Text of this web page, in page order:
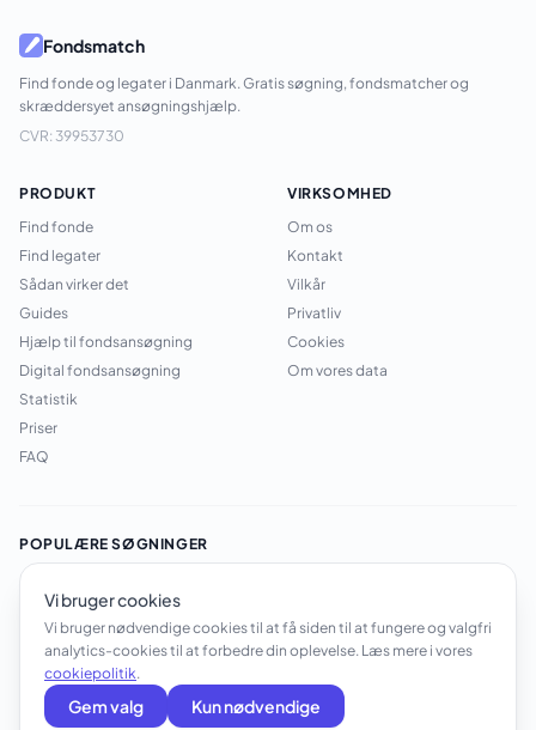
Fondsmatch
Find fonde og legater i Danmark. Gratis søgning, fondsmatcher og
skræddersyet ansøgningshjælp.
CVR: 39953730
PRODUKT
Find fonde
Find legater
Sådan virker det
Guides
Hjælp til fondsansøgning
Digital fondsansøgning
Statistik
Priser
FAQ
VIRKSOMHED
Om os
Kontakt
Vilkår
Privatliv
Cookies
Om vores data
POPULÆRE SØGNINGER
Legater til studerende
syge · Legater til enlige
Legater til forskning · Fondsmidler til skoler · Legater til iværksættere
Legater til sport · Legater til pensionister · Legater til
handicappede ·
Danske fonde
Vi bruger cookies
Vi bruger nødvendige cookies til at få siden til at fungere og valgfri
analytics-cookies til at forbedre din oplevelse. Læs mere i vores
cookiepolitik.
Gem valg Kun nødvendige